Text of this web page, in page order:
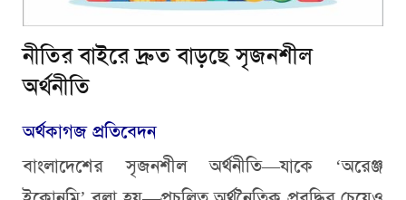
নীতির বাইরে দ্রুত বাড়ছে সৃজনশীল
অর্থনীতি
অর্থকাগজ প্রতিবেদন
বাংলাদেশের সৃজনশীল অর্থনীতি—যাকে ‘অরেঞ্জ